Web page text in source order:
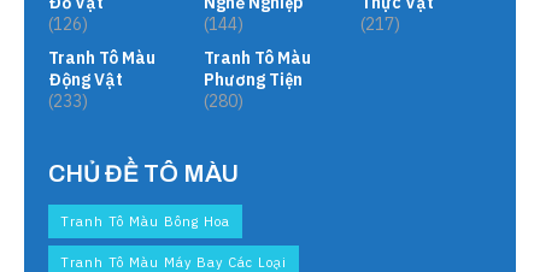
(126)
Tranh Tô Màu
Động Vật
(233)
(144)
Tranh Tô Màu
Phương Tiện
(280)
(217)
CHỦ ĐỀ TÔ MÀU
Tranh Tô Màu Bông Hoa
Tranh Tô Màu Máy Bay Các Loại